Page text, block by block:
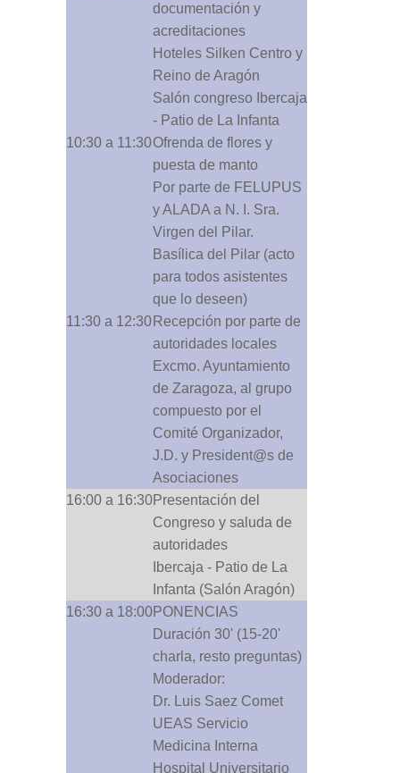
documentación y
acreditaciones
Hoteles Silken Centro y
Reino de Aragón
Salón congreso Ibercaja
- Patio de La Infanta
10:30 a 11:30Ofrenda de flores y
puesta de manto
Por parte de FELUPUS
y ALADA a N. I. Sra.
Virgen del Pilar.
Basílica del Pilar (acto
para todos asistentes
que lo deseen)
11:30 a 12:30 Recepción por parte de
autoridades locales
Excmo. Ayuntamiento
de Zaragoza, al grupo
compuesto por el
Comité Organizador,
J.D. y President@s de
Asociaciones
16:00 a 16:30Presentación del
Congreso y saluda de
autoridades
Ibercaja - Patio de La
Infanta (Salón Aragón)
16:30 a 18:00PONENCIAS
Duración 30' (15-20'
charla, resto preguntas)
Moderador:
Dr. Luis Saez Comet
UEAS Servicio
Medicina Interna
Hospital Universitario